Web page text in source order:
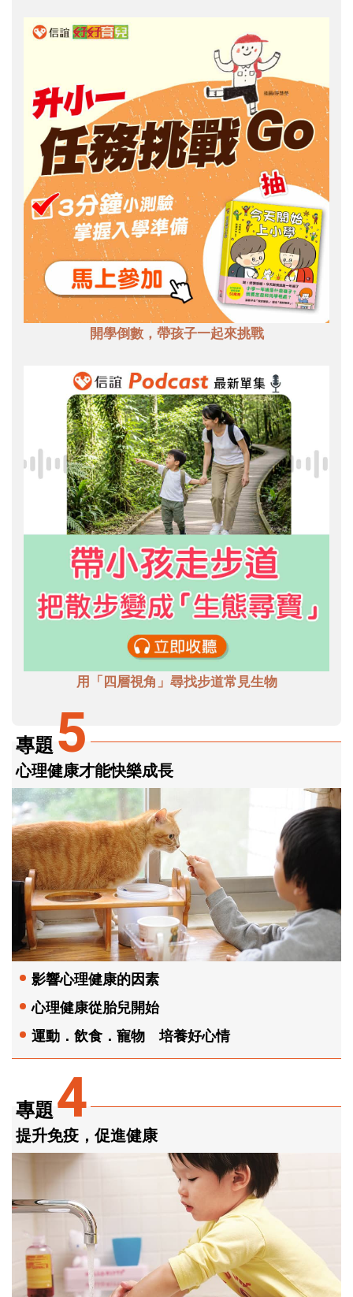
開學倒數，帶孩子一起來挑戰
用「四層視角」尋找步道常見生物
專題4
提升免疫，促進健康
專題 5
心理健康才能快樂成長
影響心理健康的因素
心理健康從胎兒開始
運動．飲食．寵物 培養好心情